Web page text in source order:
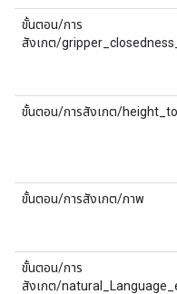
ขั้นตอน/การ
สังเกต/
ขั้นตอน/การสังเกต/
ขั้นตอน/การสังเกต/ภาพ
ขั้นตอน/การ
สังเกต/